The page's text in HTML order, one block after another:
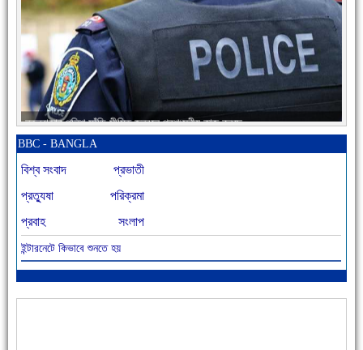
নতুনবাজার পুলিশ ফাঁড়ি সীমিত জনবলে প্রশংসনীয় কাজ করছে
আজ বিশিষ্ট শিক্ষাবিদ এ.টি. আহমেদ হোসাইন রুশদীর ৪৬তম মৃত্যুবার্ষিকী
BBC - BANGLA
বিশ্ব সংবাদ
প্রভাতী
প্রত্যুষা
পরিক্রমা
প্রবাহ
সংলাপ
ইন্টারনেটে কিভাবে শুনতে হয়